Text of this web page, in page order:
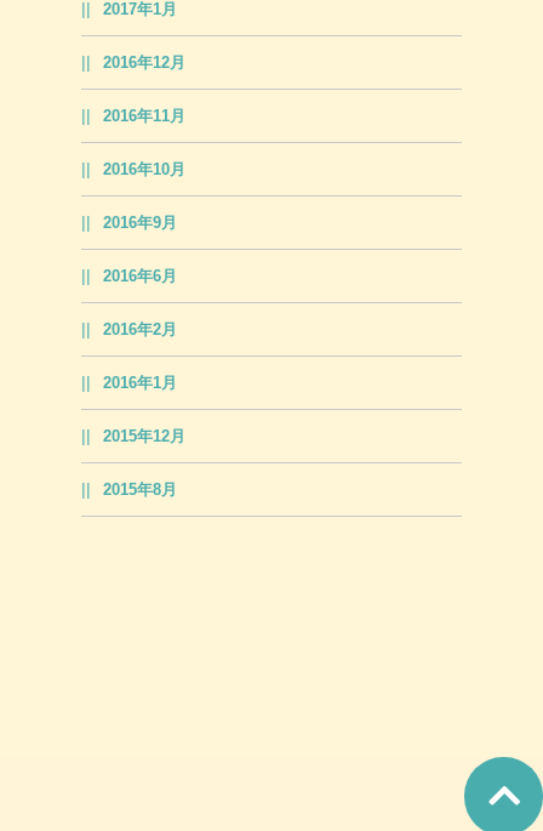
2017年1月
2016年12月
2016年11月
2016年10月
2016年9月
2016年6月
2016年2月
2016年1月
2015年12月
2015年8月